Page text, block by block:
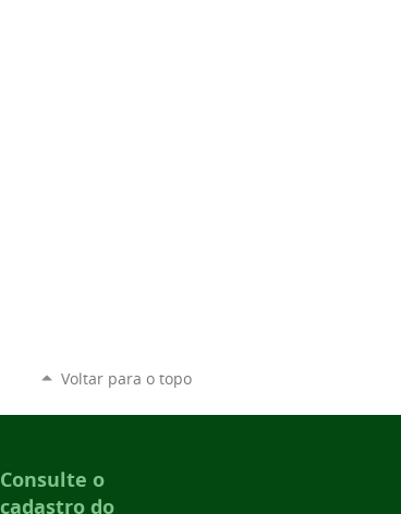
Voltar para o topo
Consulte o
cadastro do